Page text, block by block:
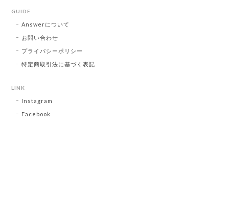
GUIDE
Answerについて
お問い合わせ
プライバシーポリシー
特定商取引法に基づく表記
LINK
Instagram
Facebook